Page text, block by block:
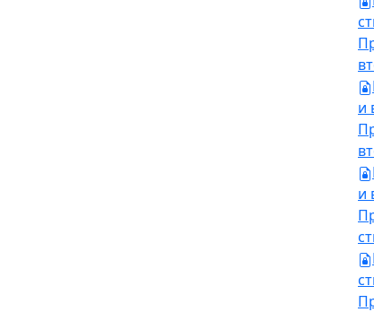
и
и